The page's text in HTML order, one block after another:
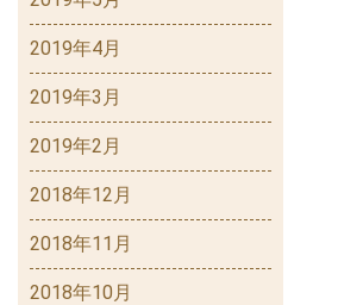
2019年4月
2019年3月
2019年2月
2018年12月
2018年11月
2018年10月